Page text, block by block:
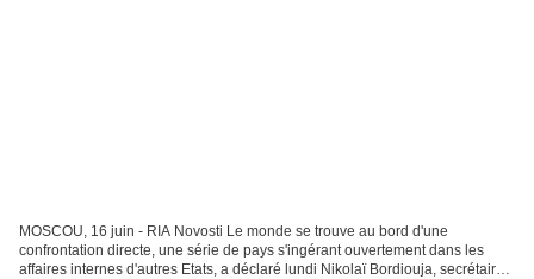
MOSCOU, 16 juin - RIA Novosti Le monde se trouve au bord d'une
confrontation directe, une série de pays s'ingérant ouvertement dans les
affaires internes d'autres Etats, a déclaré lundi Nikolaï Bordiouja, secrétaire